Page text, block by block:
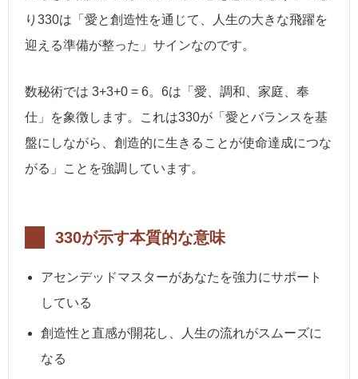
り330は「愛と創造性を通じて、人生の大きな飛躍を
迎える準備が整った」サインなのです。
数秘術では 3+3+0 = 6。6は「愛、調和、家庭、奉
仕」を象徴します。これは330が「愛とバランスを基
盤にしながら、創造的に生きることが使命達成につな
がる」ことを強調しています。
330が示す本質的な意味
アセンデッドマスターがあなたを強力にサポート
している
創造性と直感が開花し、人生の流れがスムーズに
なる